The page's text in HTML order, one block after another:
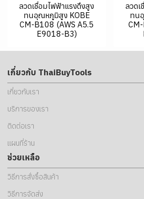
ลวดเชื่อมไฟฟ้าแรงดึงสูง
ทนอุณหภูมิสูง KOBE
CM-B108 (AWS A5.5
E9018-B3)
ลวดเ
ทน
เกี่ยวกับ ThaiBuyTools
เกี่ยวกับเรา
บริการของเรา
ติดต่อเรา
แผนที่ร้าน
ช่วยเหลือ
วิธีการสั่งซื้อสินค้า
วิธีการจัดส่ง